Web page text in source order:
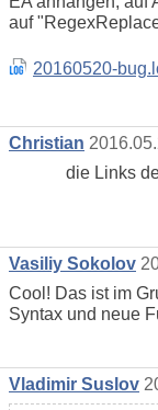
auf
20160520-
Christian
die Links der
Vasiliy Sokolov
Cool! Das ist im
Syntax und neue
Vladimir Suslov